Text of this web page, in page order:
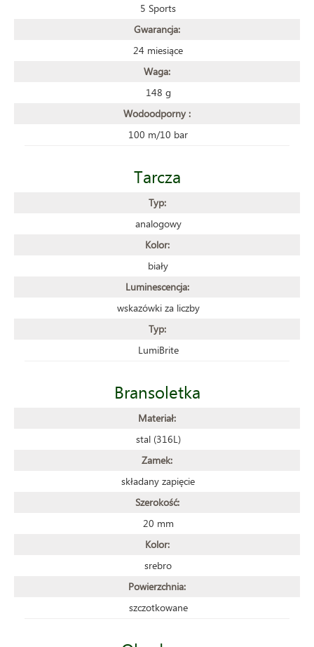
5 Sports
Gwarancja:
24 miesiące
Waga:
148 g
Wodoodporny :
100 m/10 bar
Tarcza
Typ:
analogowy
Kolor:
biały
Luminescencja:
wskazówki za liczby
Typ:
LumiBrite
Bransoletka
Materiał:
stal (316L)
Zamek:
składany zapięcie
Szerokość:
20 mm
Kolor:
srebro
Powierzchnia:
szczotkowane